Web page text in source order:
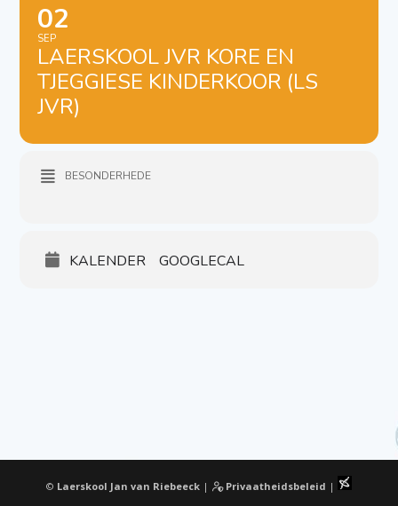
02
SEP
LAERSKOOL JVR KORE EN
TJEGGIESE KINDERKOOR (LS
JVR)
BESONDERHEDE
KALENDER GOOGLECAL
© Laerskool Jan van Riebeeck| Privaatheidsbeleid |